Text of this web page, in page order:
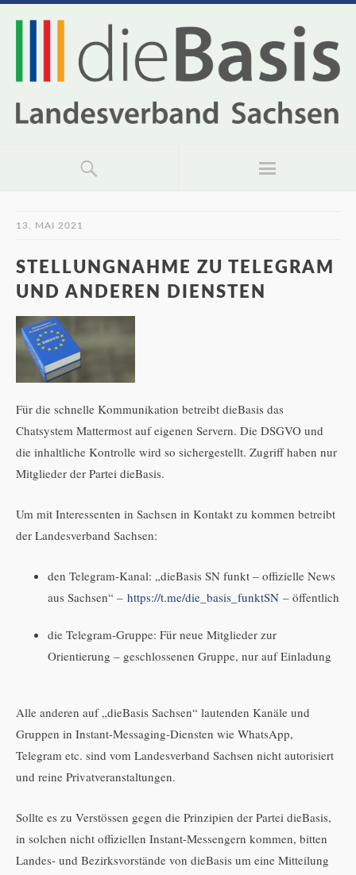
13. MAI 2021
STELLUNGNAHME ZU TELEGRAM
UND ANDEREN DIENSTEN
Für die schnelle Kommunikation betreibt dieBasis das
Chatsystem Mattermost auf eigenen Servern. Die DSGVO und
die inhaltliche Kontrolle wird so sichergestellt. Zugriff haben nur
Mitglieder der Partei dieBasis.
Um mit Interessenten in Sachsen in Kontakt zu kommen betreibt
der Landesverband Sachsen:
den Telegram-Kanal: „dieBasis SN funkt – offizielle News
aus Sachsen“ – https://t.me/die_basis_funktSN – öffentlich
die Telegram-Gruppe: Für neue Mitglieder zur
Orientierung – geschlossenen Gruppe, nur auf Einladung
Alle anderen auf „dieBasis Sachsen“ lautenden Kanäle und
Gruppen in Instant-Messaging-Diensten wie WhatsApp,
Telegram etc. sind vom Landesverband Sachsen nicht autorisiert
und reine Privatveranstaltungen.
Sollte es zu Verstössen gegen die Prinzipien der Partei dieBasis,
in solchen nicht offiziellen Instant-Messengern kommen, bitten
Landes- und Bezirksvorstände von dieBasis um eine Mitteilung